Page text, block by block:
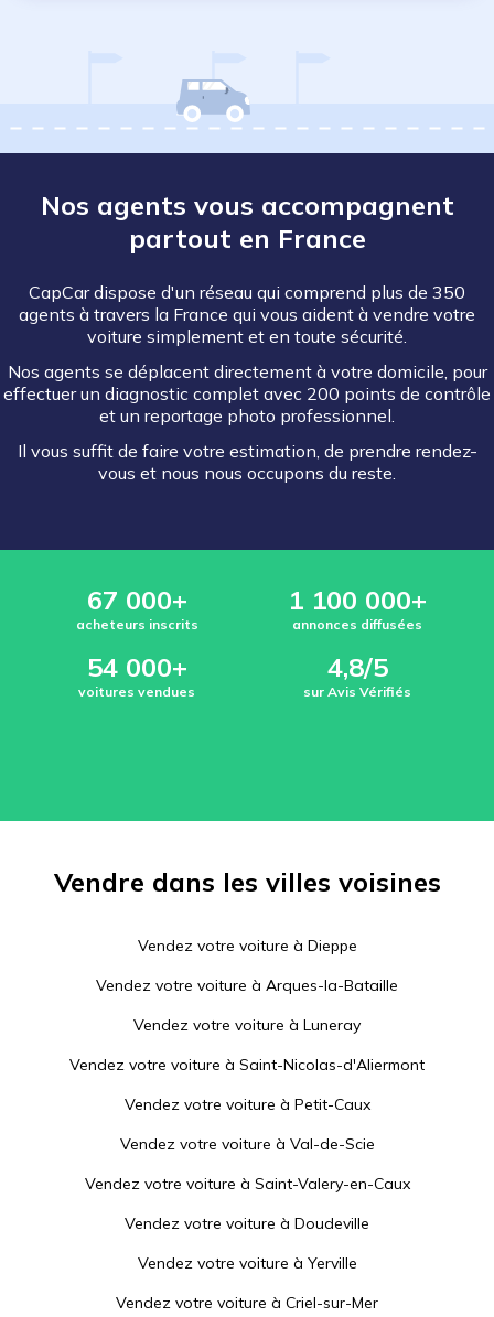
Nos agents vous accompagnent
partout en France
CapCar dispose d'un réseau qui comprend plus de 350
agents à travers la France qui vous aident à vendre votre
voiture simplement et en toute sécurité.
Nos agents se déplacent directement à votre domicile, pour
effectuer un diagnostic complet avec 200 points de contrôle
et un reportage photo professionnel.
Il vous suffit de faire votre estimation, de prendre rendez-
vous et nous nous occupons du reste.
67 000+
acheteurs inscrits
1 100 000+
annonces diffusées
54 000+
voitures vendues
4,8/5
sur Avis Vérifiés
Vendre dans les villes voisines
Vendez votre voiture à Dieppe
Vendez votre voiture à Arques-la-Bataille
Vendez votre voiture à Luneray
Vendez votre voiture à Saint-Nicolas-d'Aliermont
Vendez votre voiture à Petit-Caux
Vendez votre voiture à Val-de-Scie
Vendez votre voiture à Saint-Valery-en-Caux
Vendez votre voiture à Doudeville
Vendez votre voiture à Yerville
Vendez votre voiture à Criel-sur-Mer